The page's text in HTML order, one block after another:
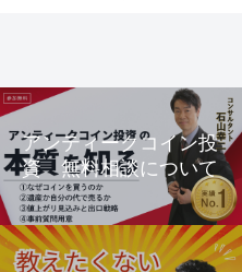
アンティークコイン投
資 無料相談について